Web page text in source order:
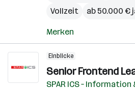
Vollzeit
ab 50.000 €
Merken
Einblicke
Senior Frontend
SPAR ICS –